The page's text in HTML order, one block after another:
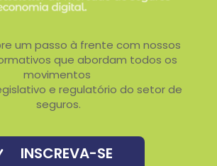
um passo à frente com nossos
que abordam todos os
movimentos
e regulatório do setor de
seguros.
INSCREVA-SE